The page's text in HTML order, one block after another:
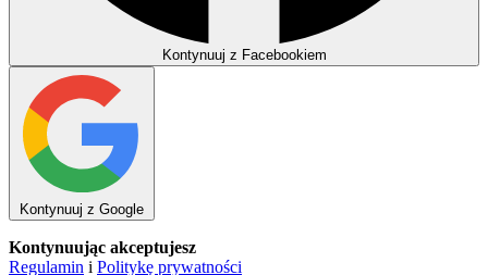
Kontynuuj z Facebookiem
Kontynuuj z Google
Kontynuując akceptujesz
Regulamin i Politykę prywatności